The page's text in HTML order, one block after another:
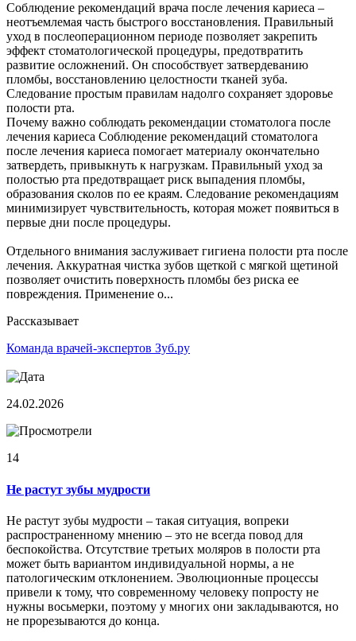
Соблюдение рекомендаций врача после лечения кариеса –
неотъемлемая часть быстрого восстановления. Правильный
уход в послеоперационном периоде позволяет закрепить
эффект стоматологической процедуры, предотвратить
развитие осложнений. Он способствует затвердеванию
пломбы, восстановлению целостности тканей зуба.
Следование простым правилам надолго сохраняет здоровье
полости рта.
Почему важно соблюдать рекомендации стоматолога после
лечения кариеса Соблюдение рекомендаций стоматолога
после лечения кариеса помогает материалу окончательно
затвердеть, привыкнуть к нагрузкам. Правильный уход за
полостью рта предотвращает риск выпадения пломбы,
образования сколов по ее краям. Следование рекомендациям
минимизирует чувствительность, которая может появиться в
первые дни после процедуры.
Отдельного внимания заслуживает гигиена полости рта после
лечения. Аккуратная чистка зубов щеткой с мягкой щетиной
позволяет очистить поверхность пломбы без риска ее
повреждения. Применение о...
Рассказывает
Команда врачей-экспертов Зуб.ру
24.02.2026
14
Не растут зубы мудрости
Не растут зубы мудрости – такая ситуация, вопреки
распространенному мнению – это не всегда повод для
беспокойства. Отсутствие третьих моляров в полости рта
может быть вариантом индивидуальной нормы, а не
патологическим отклонением. Эволюционные процессы
привели к тому, что современному человеку попросту не
нужны восьмерки, поэтому у многих они закладываются, но
не прорезываются до конца.